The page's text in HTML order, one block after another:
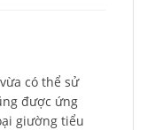
có thể sử
được ứng
giường tiểu